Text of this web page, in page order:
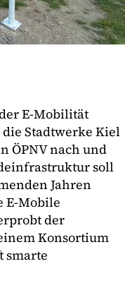
E-Mobilität
Stadtwerke Kiel
ÖPNV nach und
soll
Jahren
E-Mobile
der
Konsortium
smarte